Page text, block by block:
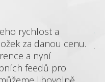
rychlost a
za danou cenu.
a nyní
feedů pro